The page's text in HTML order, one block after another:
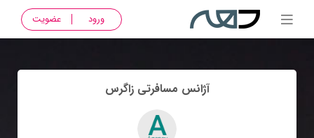
ورود عضویت
آژانس مسافرتی زاگرس